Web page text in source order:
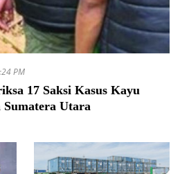
PM
17 Saksi Kasus Kayu
Sumatera Utara